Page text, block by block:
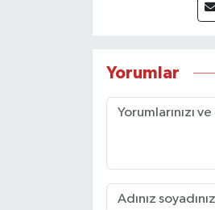
Yorumlar